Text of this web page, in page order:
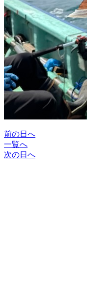
前の日へ
一覧へ
次の日へ